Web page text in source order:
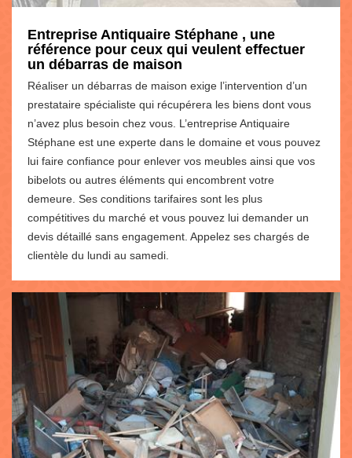
Entreprise Antiquaire Stéphane , une
référence pour ceux qui veulent effectuer
un débarras de maison
Réaliser un débarras de maison exige l’intervention d’un
prestataire spécialiste qui récupérera les biens dont vous
n’avez plus besoin chez vous. L’entreprise Antiquaire
Stéphane est une experte dans le domaine et vous pouvez
lui faire confiance pour enlever vos meubles ainsi que vos
bibelots ou autres éléments qui encombrent votre
demeure. Ses conditions tarifaires sont les plus
compétitives du marché et vous pouvez lui demander un
devis détaillé sans engagement. Appelez ses chargés de
clientèle du lundi au samedi.